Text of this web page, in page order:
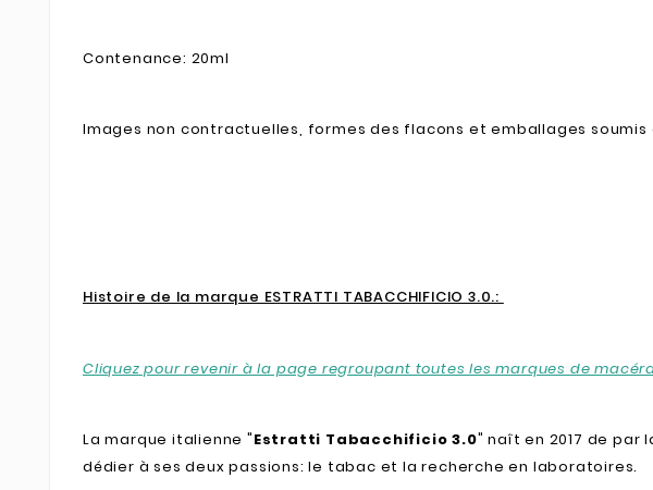
Contenance: 20ml
Images non contractuelles, formes des flacons et emballages soumis
Histoire de la marque ESTRATTI TABACCHIFICIO 3.0.:
Cliquez pour revenir à la page regroupant toutes les marques de
La marque italienne "Estratti Tabacchificio 3.0" naît en 2017 de
dédier à ses deux passions: le tabac et la recherche en laboratoires.